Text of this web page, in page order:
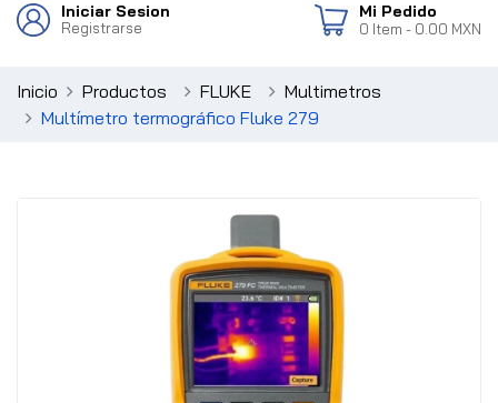
Iniciar Sesion
Registrarse
Mi Pedido
0 Item - 0.00 MXN
Inicio Productos FLUKE
Multimetros
Multímetro termográfico Fluke 279